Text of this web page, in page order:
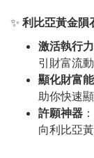
✨ 利比亞黃金隕
激活執行力
引財富流動
顯化財富
助你快速
許願神器
向利比亞